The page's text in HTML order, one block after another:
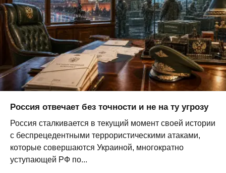
Россия отвечает без точности и не на ту угрозу
Россия сталкивается в текущий момент своей истории
с беспрецедентными террористическими атаками,
которые совершаются Украиной, многократно
уступающей РФ по...